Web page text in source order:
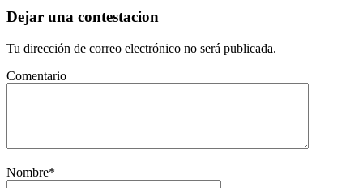
Dejar una contestacion
Tu dirección de correo electrónico no será publicada.
Comentario
Nombre*